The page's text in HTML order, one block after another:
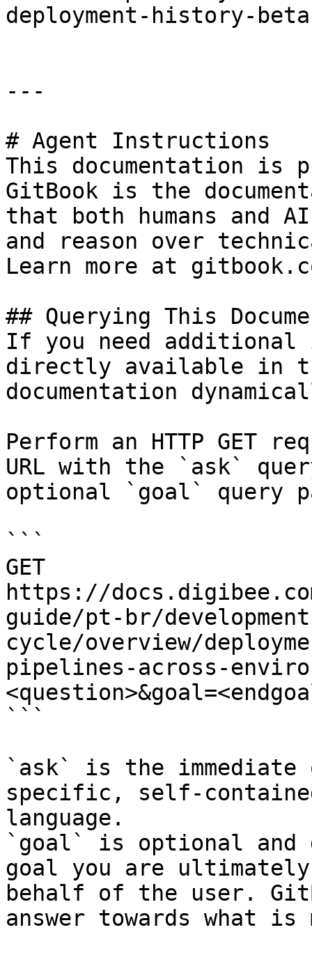
deployment-history-
---
# Agent Instructions
This documentation is
GitBook is the
that both humans and
and reason over
Learn more at
## Querying This
If you need
directly available in
documentation
Perform an HTTP GET
URL with the `ask`
optional `goal` query
```
GET
https://
guide/pt-br/
cycle/overview/
pipelines-across-
```
`ask` is the
specific, self-
language.
`goal` is optional and
goal you are
behalf of the user.
answer towards what